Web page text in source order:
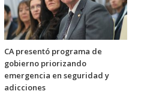
CA presentó programa de
gobierno priorizando
emergencia en seguridad y
adicciones